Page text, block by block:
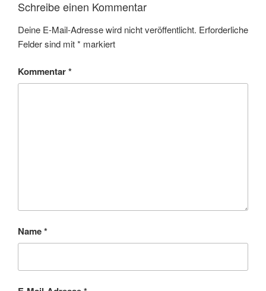
Schreibe einen Kommentar
Deine E-Mail-Adresse wird nicht veröffentlicht. Erforderliche
Felder sind mit* markiert
Kommentar*
Name*